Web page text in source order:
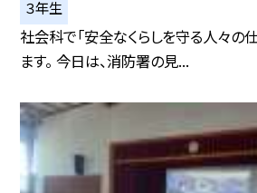
３年生
社会科で「安全なくらしを守る人々の
ます。 今日は、消防署の見...